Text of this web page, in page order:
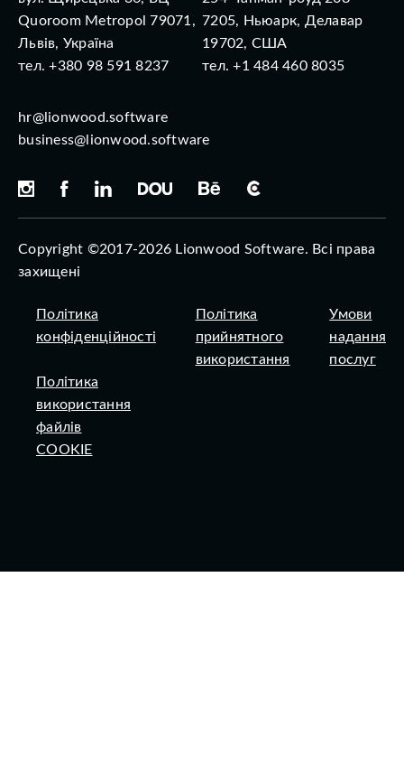
Quoroom Metropol 79071,
Львів, Україна
тел. +380 98 591 8237
7205, Ньюарк, Делавар
19702, США
тел. +1 484 460 8035
hr@lionwood.software
business@lionwood.software
Copyright ©2017-2026 Lionwood Software. Всі права
захищені
Політика
конфіденційності
Політика
прийнятного
використання
Умови
надання
послуг
Політика
використання
файлів
COOKIE